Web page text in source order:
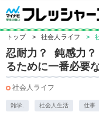
トップ > 社会人ライフ >
忍耐力？ 鈍感力
るために一番必要
社会人ライフ
雑学. 社会人生活 仕事